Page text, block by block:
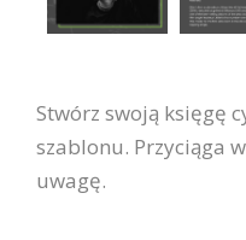
Stwórz swoją księgę
szablonu. Przyciąga
uwagę.